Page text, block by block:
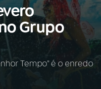
Grupo
Tempo" é o enredo